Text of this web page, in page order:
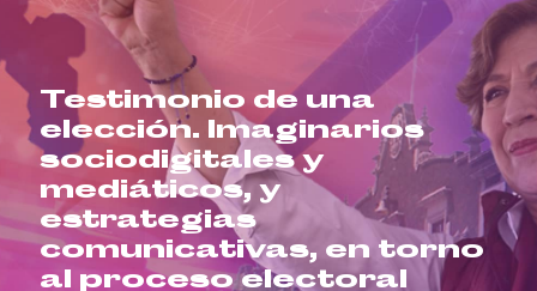
Testimonio de una
elección. Imaginarios
sociodigitales y
mediáticos, y
estrategias
comunicativas, en torno
al proceso electoral